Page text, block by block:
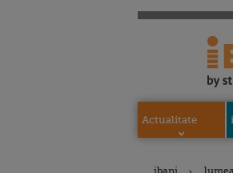
Actualitate
ibani